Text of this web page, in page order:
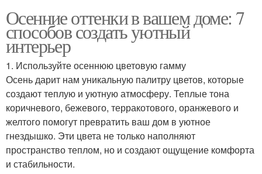
Осенние оттенки в вашем доме: 7
способов создать уютный
интерьер
1. Используйте осеннюю цветовую гамму
Осень дарит нам уникальную палитру цветов, которые
создают теплую и уютную атмосферу. Теплые тона
коричневого, бежевого, терракотового, оранжевого и
желтого помогут превратить ваш дом в уютное
гнездышко. Эти цвета не только наполняют
пространство теплом, но и создают ощущение комфорта
и стабильности.